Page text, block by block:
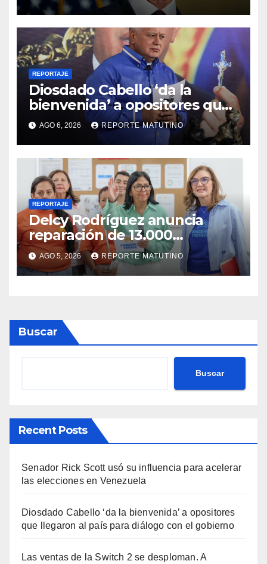
REPORTAJE
Diosdado Cabello ‘da la
bienvenida’ a opositores que
llegaron al país para diálogo
con el gobierno
AGO 6, 2026 REPORTE MATUTINO
REPORTAJE
Delcy Rodríguez anuncia
reparación de 13.000
viviendas afectadas por los
terremotos
AGO 5, 2026 REPORTE MATUTINO
Buscar
Buscar
Recent Posts
Senador Rick Scott usó su influencia para acelerar
las elecciones en Venezuela
Diosdado Cabello ‘da la bienvenida’ a opositores
que llegaron al país para diálogo con el gobierno
Las ventas de la Switch 2 se desploman. A